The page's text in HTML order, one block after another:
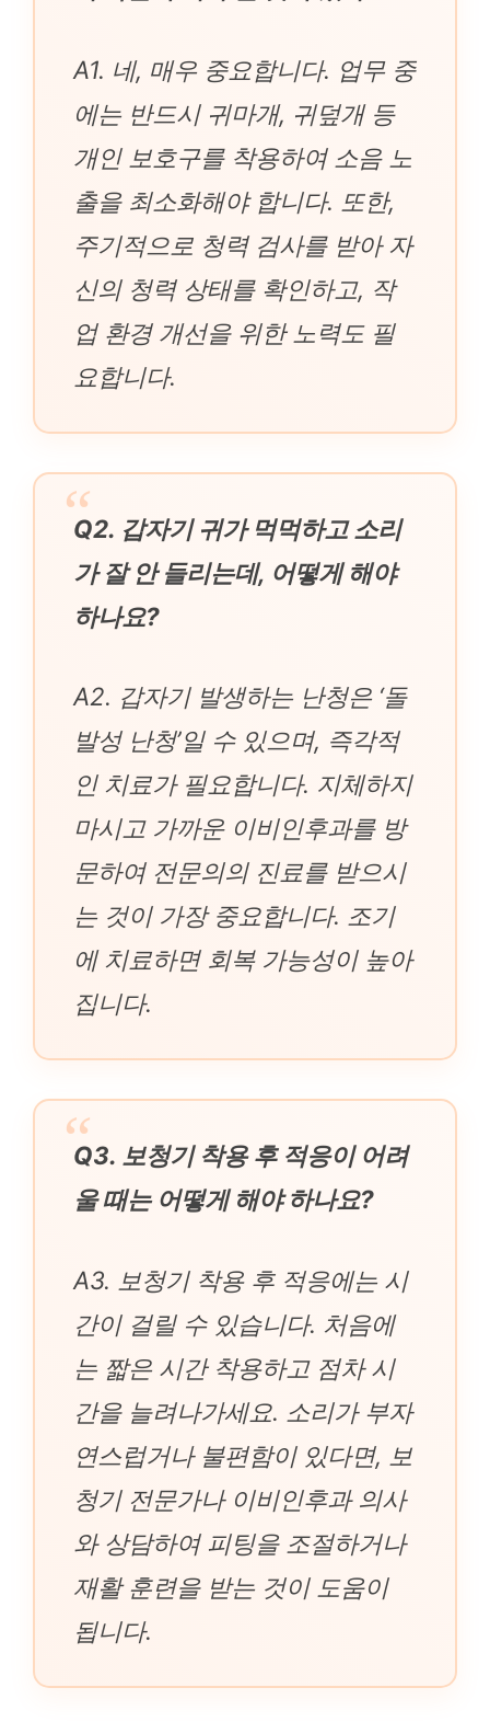
A1. 네, 매우 중요합니다. 업무 중
에는 반드시 귀마개, 귀덮개 등
개인 보호구를 착용하여 소음 노
출을 최소화해야 합니다. 또한,
주기적으로 청력 검사를 받아 자
신의 청력 상태를 확인하고, 작
업 환경 개선을 위한 노력도 필
요합니다.
Q2. 갑자기 귀가 먹먹하고 소리
가 잘 안 들리는데, 어떻게 해야
하나요?
A2. 갑자기 발생하는 난청은 ‘돌
발성 난청’일 수 있으며, 즉각적
인 치료가 필요합니다. 지체하지
마시고 가까운 이비인후과를 방
문하여 전문의의 진료를 받으시
는 것이 가장 중요합니다. 조기
에 치료하면 회복 가능성이 높아
집니다.
Q3. 보청기 착용 후 적응이 어려
울 때는 어떻게 해야 하나요?
A3. 보청기 착용 후 적응에는 시
간이 걸릴 수 있습니다. 처음에
는 짧은 시간 착용하고 점차 시
간을 늘려나가세요. 소리가 부자
연스럽거나 불편함이 있다면, 보
청기 전문가나 이비인후과 의사
와 상담하여 피팅을 조절하거나
재활 훈련을 받는 것이 도움이
됩니다.